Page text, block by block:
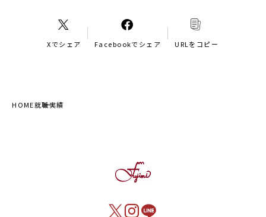
Xでシェア Facebookでシェア URLをコピー
HOME就職実績